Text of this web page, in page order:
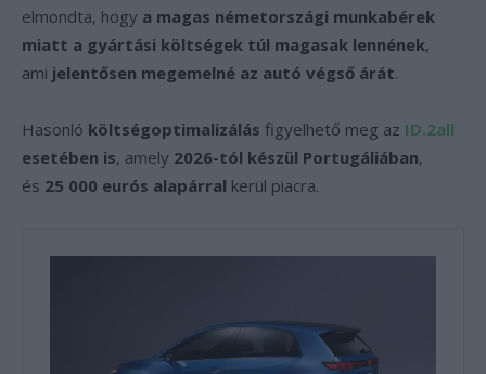
elmondta, hogy a magas németországi munkabérek
miatt a gyártási költségek túl magasak lennének,
ami jelentősen megemelné az autó végső árát.
Hasonló költségoptimalizálás figyelhető meg az ID.2all
esetében is, amely 2026-tól készül Portugáliában,
és 25 000 eurós alapárral kerül piacra.